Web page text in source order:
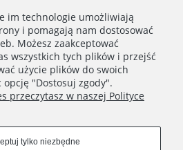
159,90 zł
im technologie umożliwiają
i pomagają nam dostosować
Możesz zaakceptować
wszystkich tych plików i przejść
użycie plików do swoich
"Dostosuj zgody".
przeczytasz w naszej Polityce
tylko niezbędne